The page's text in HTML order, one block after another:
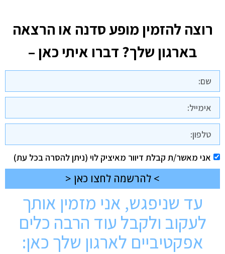
רוצה להזמין מופע סדנה או הרצאה
בארגון שלך? דברו איתי כאן –
אני מאשר/ת קבלת דיוור מאיציק לוי (ניתן להסרה בכל עת)
> להרשמה לחצו כאן <
עד שניפגש, אני מזמין אותך
לעקוב ולקבל עוד הרבה כלים
אפקטיביים לארגון שלך כאן: